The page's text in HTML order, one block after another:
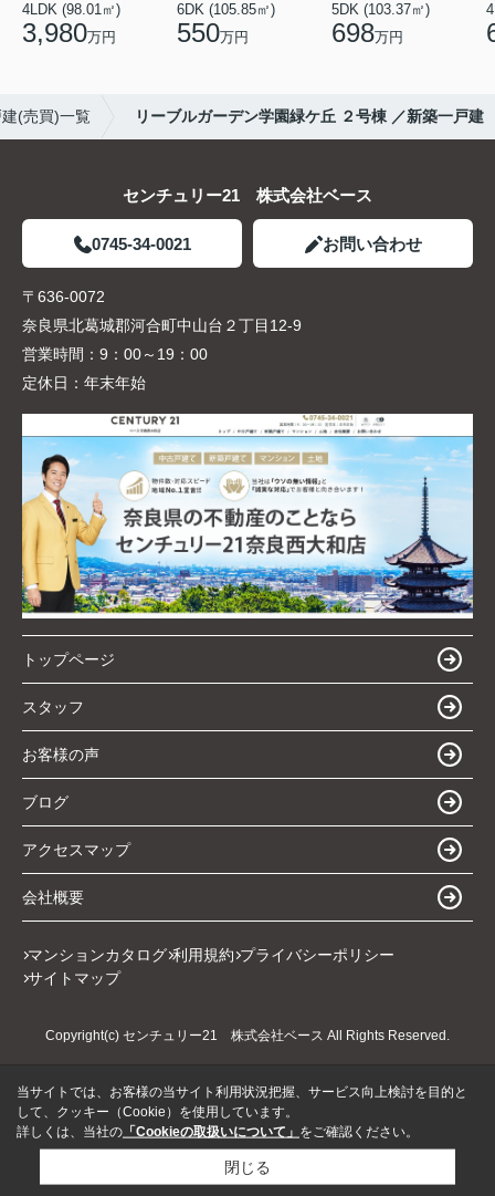
4LDK (98.01㎡)
3,980万円
6DK (105.85㎡)
550万円
5DK (103.37㎡)
698万円
(売買)一覧 リーブルガーデン学園緑ケ丘 ２号棟 ／新築一戸建
センチュリー21 株式会社ベース
0745-34-0021 お問い合わせ
〒636-0072
奈良県北葛城郡河合町中山台２丁目12-9
営業時間： 9：00～19：00
定休日： 年末年始
トップページ
スタッフ
お客様の声
ブログ
アクセスマップ
会社概要
マンションカタログ 利用規約 プライバシーポリシー
サイトマップ
Copyright(c) センチュリー21 株式会社ベース All Rights Reserved.
当サイトでは、お客様の当サイト利用状況把握、サービス向上検討を目的と
して、クッキー（Cookie）を使用しています。
詳しくは、当社の 「Cookieの取扱いについて」 をご確認ください。
閉じる